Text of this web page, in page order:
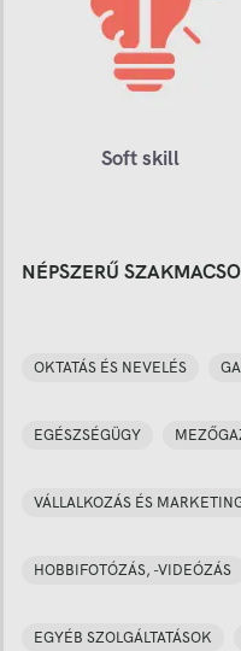
Soft skill
NÉPSZERŰ
OKTATÁS ÉS NEVELÉS
EGÉSZSÉGÜGY
VÁLLALKOZÁS ÉS
HOBBIFOTÓZÁS, -VIDEÓZÁS
EGYÉB SZOLGÁLTATÁSOK